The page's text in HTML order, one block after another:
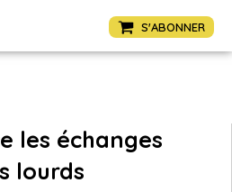
S'ABONNER
les échanges
lourds